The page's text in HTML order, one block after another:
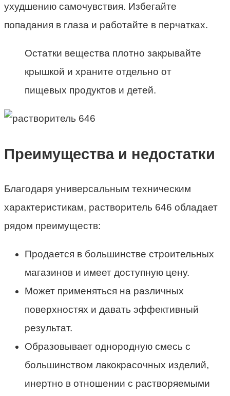
ухудшению самочувствия. Избегайте
попадания в глаза и работайте в перчатках.
Остатки вещества плотно закрывайте
крышкой и храните отдельно от
пищевых продуктов и детей.
Преимущества и недостатки
Благодаря универсальным техническим
характеристикам, растворитель 646 обладает
рядом преимуществ:
Продается в большинстве строительных
магазинов и имеет доступную цену.
Может применяться на различных
поверхностях и давать эффективный
результат.
Образовывает однородную смесь с
большинством лакокрасочных изделий,
инертно в отношении с растворяемыми